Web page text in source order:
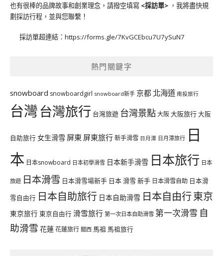
也有很棒的品牌故事和創業理念，請撥空填寫 <採訪單> ，我將盡快規
劃採訪行程，並與您聯繫！
採訪單超連結： https://forms.gle/7KvGCEbcu7U7ySuN7
熱門關鍵字
snowboard snowboardgirl snowboard新手 京都 北海道 南投旅行
台灣台灣旅行 台灣旅遊 台灣景點大阪大阪旅行大阪
自助旅行 女生滑雪 屏東 屏東旅行新手滑雪 日月潭 日月潭旅行 日
本 日本snowboard 日本初學滑雪 日本新手滑雪 日本旅行 日本
旅遊 日本滑雪 日本滑雪場新手 日本 滑雪 新手 日本滑雪自助 日本滑
雪自由行 日本自助旅行 日本自助滑雪 日本自由行東京
東京旅行 東京自由行 滑雪旅行 第一次日本自助滑雪 第一次滑雪 自
助滑雪 花蓮花蓮旅行 關西 馬祖 馬祖旅行